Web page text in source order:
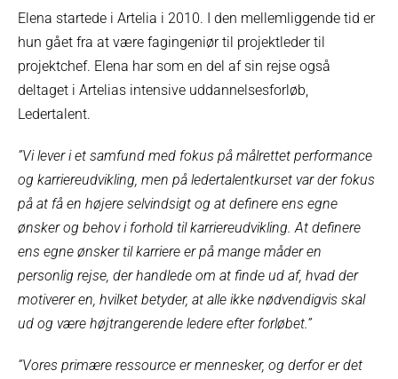
Elena startede i Artelia i 2010. I den mellemliggende tid er
hun gået fra at være fagingeniør til projektleder til
projektchef. Elena har som en del af sin rejse også
deltaget i Artelias intensive uddannelsesforløb,
Ledertalent.
”Vi lever i et samfund med fokus på målrettet performance
og karriereudvikling, men på ledertalentkurset var der fokus
på at få en højere selvindsigt og at definere ens egne
ønsker og behov i forhold til karriereudvikling. At definere
ens egne ønsker til karriere er på mange måder en
personlig rejse, der handlede om at finde ud af, hvad der
motiverer en, hvilket betyder, at alle ikke nødvendigvis skal
ud og være højtrangerende ledere efter forløbet.”
”Vores primære ressource er mennesker, og derfor er det